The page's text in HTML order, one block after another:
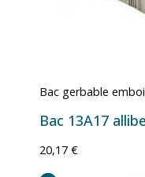
Bac gerbable
Bac 13A17
20,17 €